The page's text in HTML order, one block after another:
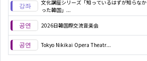
文化講座シリーズ「知っているはずが知らなか
った韓国」...
2026日韓国際交流音楽会
Tokyo Nikikai Opera Theatr...